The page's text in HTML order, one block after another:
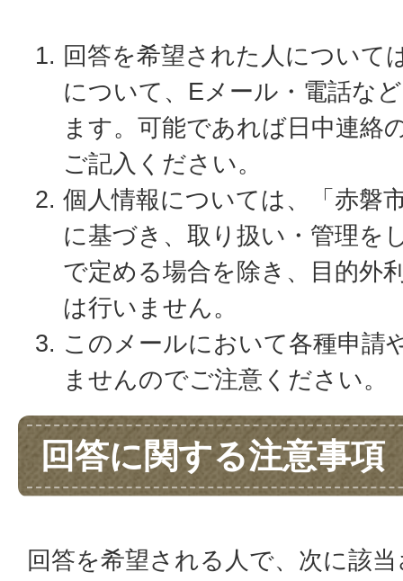
回答を希望された人について
について、Eメール・電話な
ます。可能であれば日中連絡
ご記入ください。
個人情報については、「赤磐
に基づき、取り扱い・管理を
で定める場合を除き、目的外
は行いません。
このメールにおいて各種申請
ませんのでご注意ください。
回答に関する注意事項
回答を希望される人で、次に該